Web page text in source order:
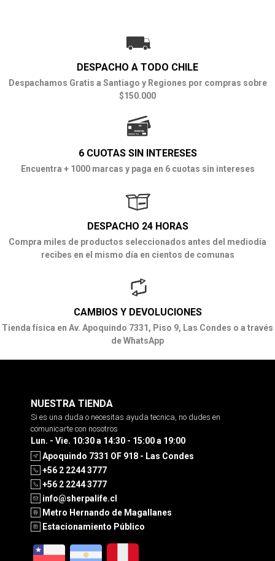
DESPACHO A TODO CHILE
Despachamos Gratis a Santiago y Regiones por compras sobre
$150.000
6 CUOTAS SIN INTERESES
Encuentra + 1000 marcas y paga en 6 cuotas sin intereses
DESPACHO 24 HORAS
Compra miles de productos seleccionados antes del mediodía
recibes en el mismo día en cientos de comunas
CAMBIOS Y DEVOLUCIONES
Tienda física en Av. Apoquindo 7331, Piso 9, Las Condes o a través
de WhatsApp
NUESTRA TIENDA
Si es una duda o necesitas ayuda tecnica, no dudes en
comunicarte con nosotros
Lun. - Vie. 10:30 a 14:30 - 15:00 a 19:00
Apoquindo 7331 OF 918 - Las Condes
+56 2 2244 3777
+56 2 2244 3777
info@sherpalife.cl
Metro Hernando de Magallanes
Estacionamiento Público